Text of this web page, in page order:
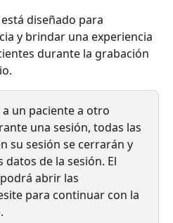
diseñado para
y brindar una experiencia
durante la grabación
un paciente a otro
una sesión, todas las
su sesión se cerrarán y
de la sesión. El
abrir las
para continuar con la